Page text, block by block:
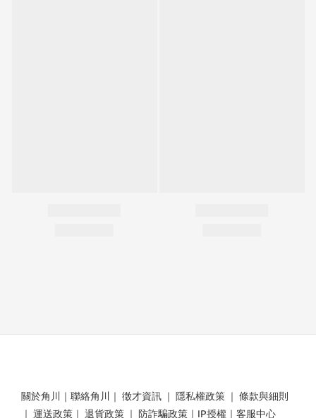
關於角川 ｜ 聯絡角川 ｜ 徵才資訊 ｜ 隱私權政策 ｜ 條款與細則
｜ 運送政策 ｜ 退貨政策 ｜ 防詐騙政策 ｜ IP授權 ｜ 客服中心